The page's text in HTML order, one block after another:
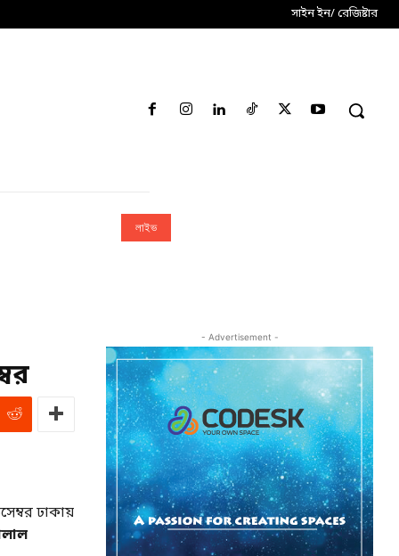
সাইন ইন/ রেজিষ্টার
লাইভ
ঢাকায়
- Advertisement -